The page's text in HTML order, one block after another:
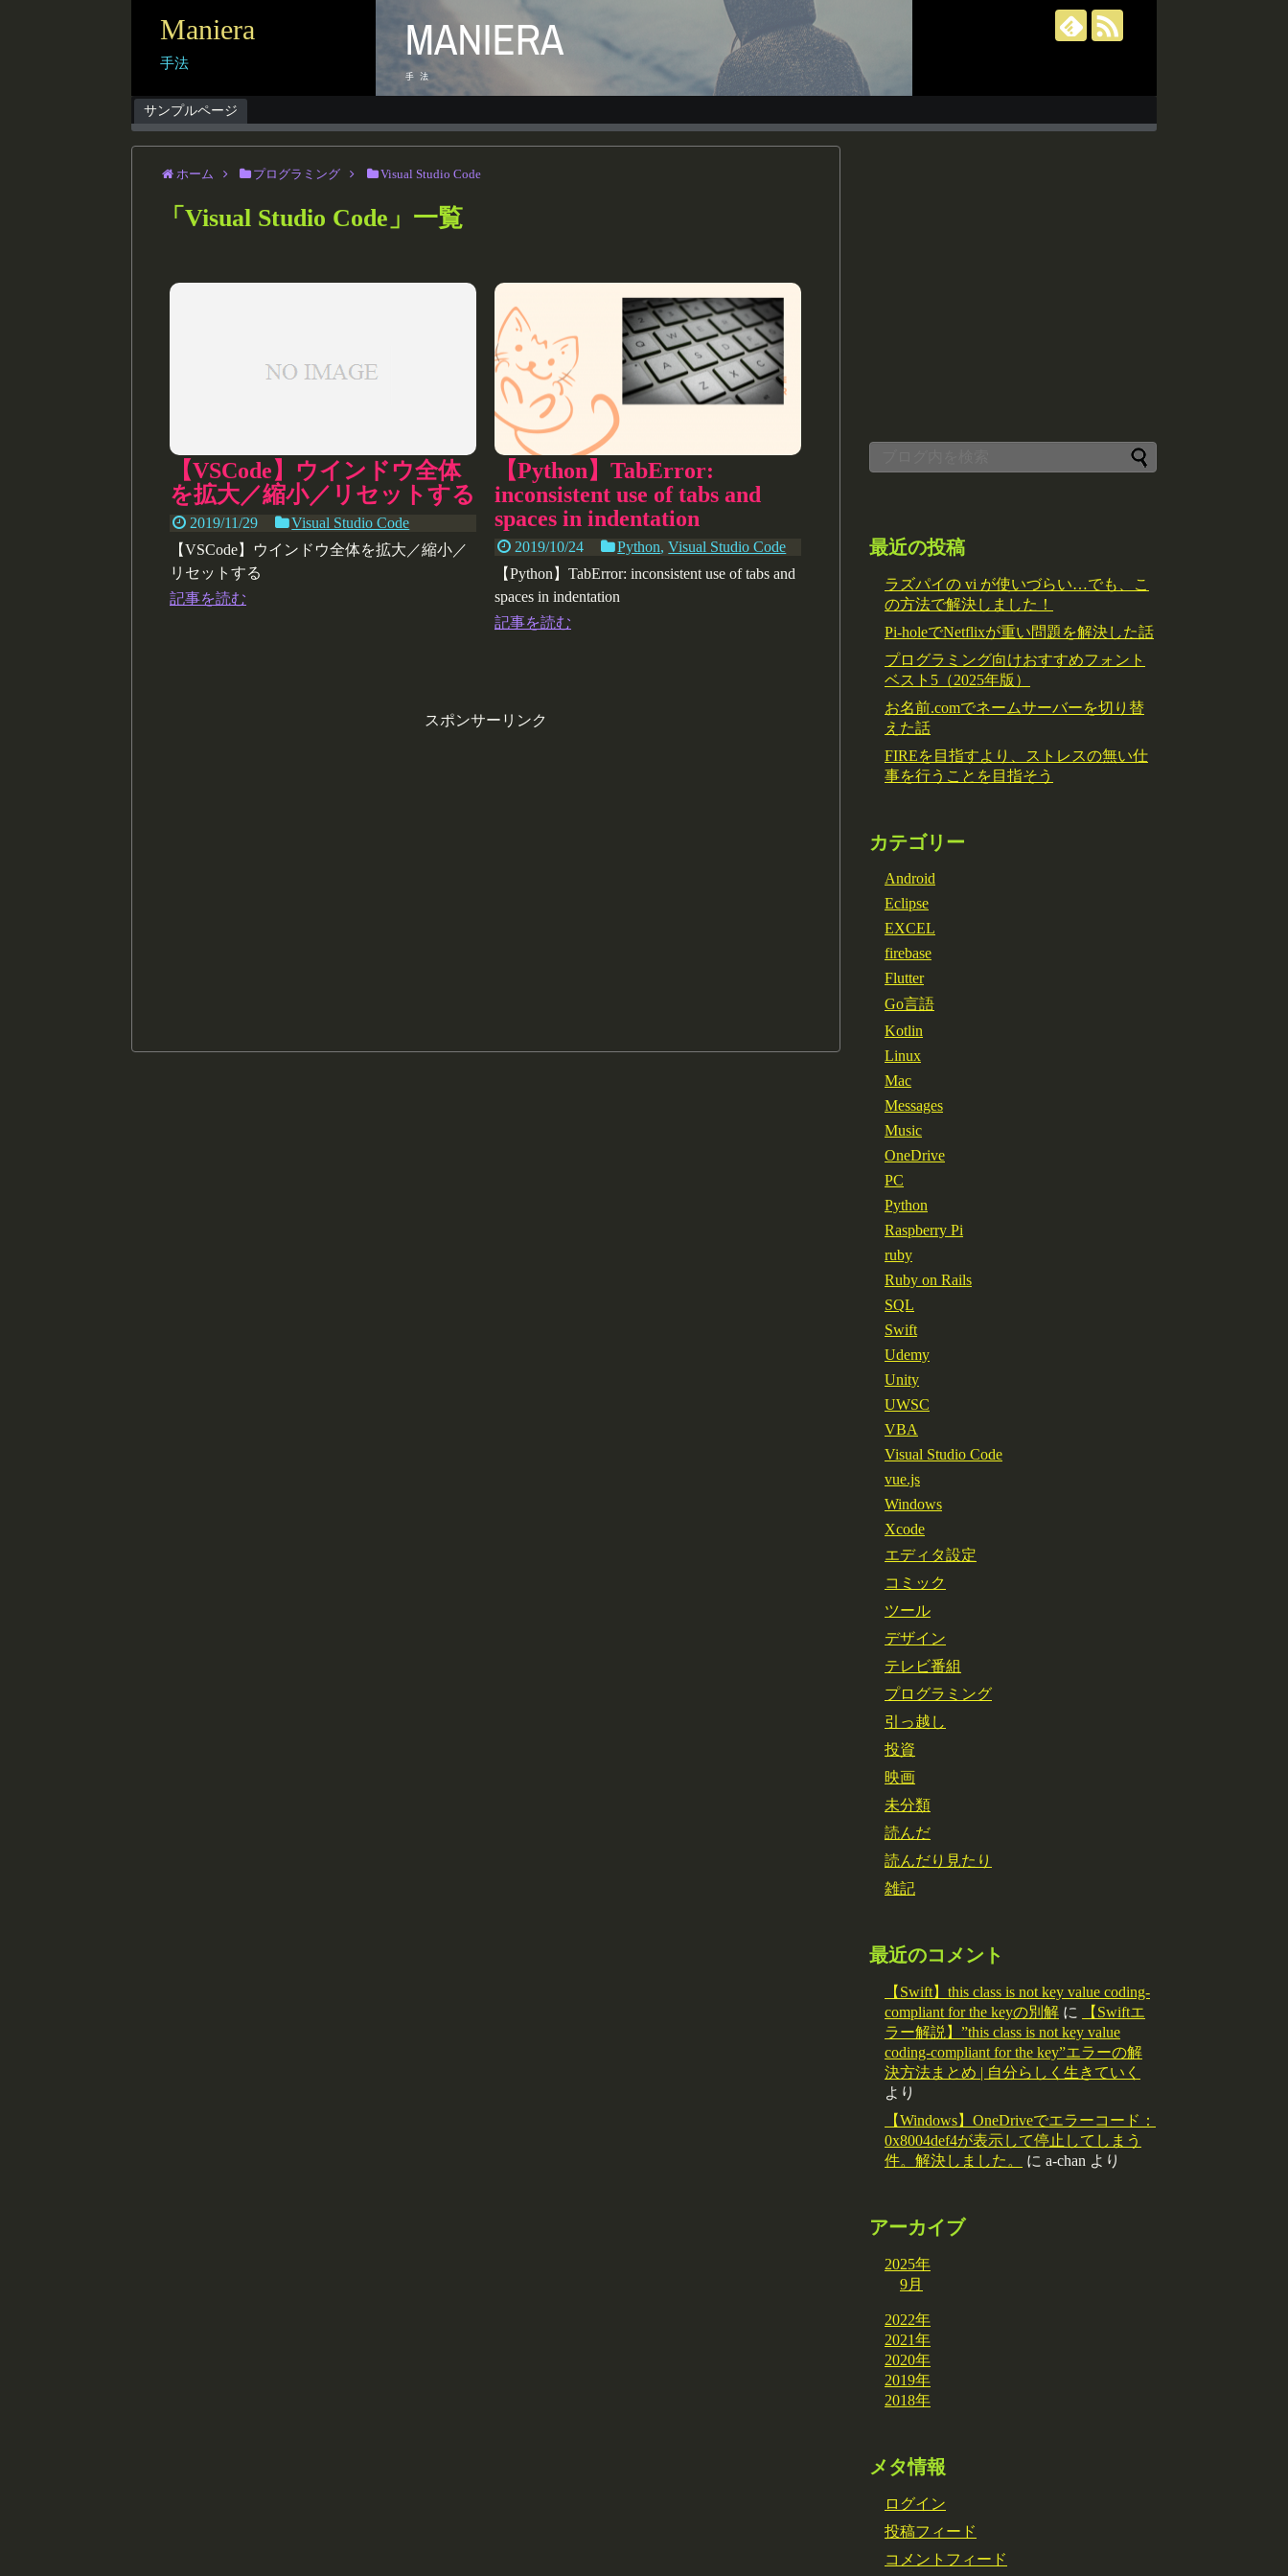
Maniera
手法
サンプルページ
ホーム プログラミング Visual Studio Code
「 Visual Studio Code 」 一覧
【VSCode】ウインドウ全体
を拡大／縮小／リセットする
2019/11/29
Visual Studio Code
【VSCode】ウインドウ全体を拡大／縮小／
リセットする
記事を読む
【Python】TabError:
inconsistent use of tabs and
spaces in indentation
2019/10/24 Python,Visual Studio Code
【Python】TabError: inconsistent use of tabs and
spaces in indentation
記事を読む
スポンサーリンク
最近の投稿
ラズパイの vi が使いづらい…でも、こ
の方法で解決しました！
Pi-holeでNetflixが重い問題を解決した話
プログラミング向けおすすめフォント
ベスト5（2025年版）
お名前.comでネームサーバーを切り替
えた話
FIREを目指すより、ストレスの無い仕
事を行うことを目指そう
カテゴリー
Android
Eclipse
EXCEL
firebase
Flutter
Go言語
Kotlin
Linux
Mac
Messages
Music
OneDrive
PC
Python
Raspberry Pi
ruby
Ruby on Rails
SQL
Swift
Udemy
Unity
UWSC
VBA
Visual Studio Code
vue.js
Windows
Xcode
エディタ設定
コミック
ツール
デザイン
テレビ番組
プログラミング
引っ越し
投資
映画
未分類
読んだ
読んだり見たり
雑記
最近のコメント
【Swift】this class is not key value coding-
compliant for the keyの別解 に
【Swiftエ
ラー解説】”this class is not key value
coding-compliant for the key”エラーの解
決方法まとめ | 自分らしく生きていく
より
【Windows】OneDriveでエラーコード：
0x8004def4が表示して停止してしまう
件。解決しました。
に a-chan より
アーカイブ
2025年
9月
2022年
2021年
2020年
2019年
2018年
メタ情報
ログイン
投稿フィード
コメントフィード